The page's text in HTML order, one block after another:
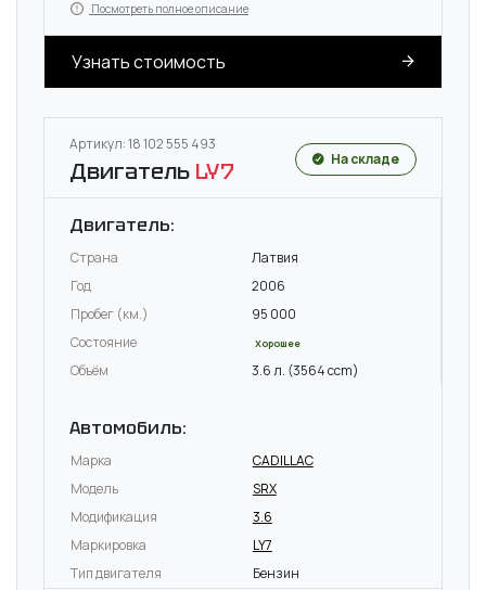
Посмотреть полное описание
Узнать стоимость
Артикул: 18 102 555 493
Двигатель LY7 На складе
Двигатель:
Страна
Латвия
Год
2006
Пробег (км.)
95 000
Состояние
Хорошее
Объём 3.6 л. (3564 ccm)
Автомобиль:
Марка
CADILLAC
Модель
SRX
Модификация
3.6
Маркировка
LY7
Тип двигателя
Бензин